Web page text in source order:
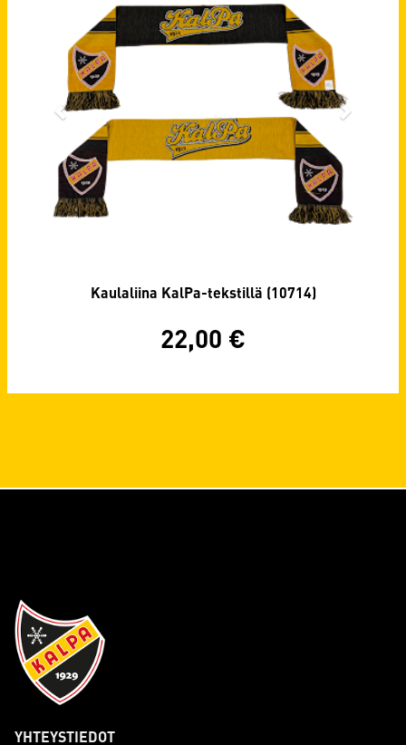
Kaulaliina KalPa-tekstillä (10714)
22,00 €
YHTEYSTIEDOT